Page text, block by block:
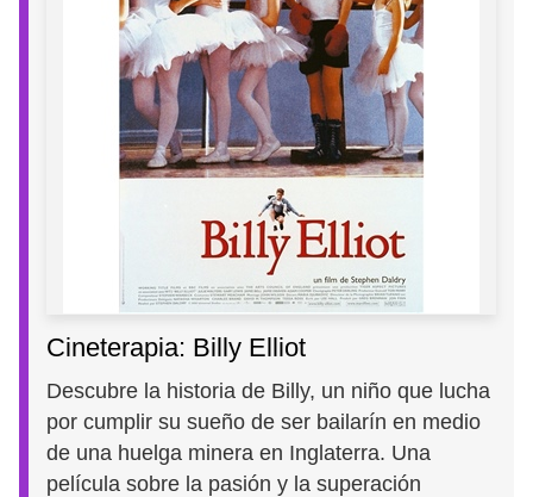
Cineterapia: Billy Elliot
Descubre la historia de Billy, un niño que lucha
por cumplir su sueño de ser bailarín en medio
de una huelga minera en Inglaterra. Una
película sobre la pasión y la superación